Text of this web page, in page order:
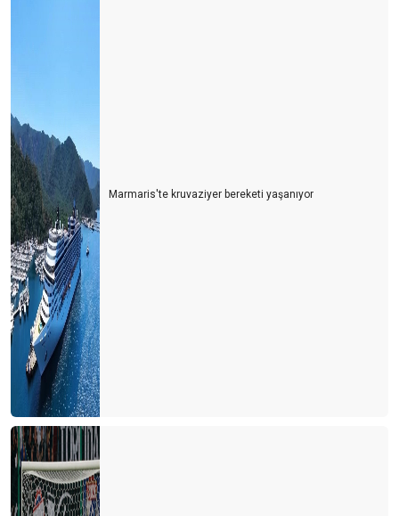
Marmaris'te kruvaziyer bereketi yaşanıyor